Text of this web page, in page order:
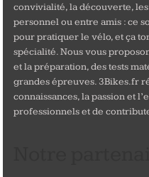
convivialité, la découverte,
personnel ou entre amis : ce
pour pratiquer le vélo, et ça
spécialité. Nous vous
et la préparation, des tests
grandes épreuves. 3Bikes.fr
connaissances, la passion et
professionnels et de